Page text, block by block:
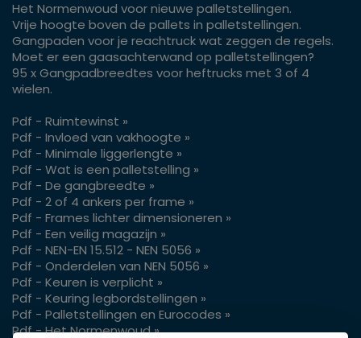
Het Normenwoud voor nieuwe palletstellingen.
Vrije hoogte boven de pallets in palletstellingen.
Gangpaden voor je reachtruck wat zeggen de regels.
Moet er een gaasachterwand op palletstellingen?
95 x Gangpadbreedtes voor heftrucks met 3 of 4
wielen.
Pdf - Ruimtewinst »
Pdf - Invloed van vakhoogte »
Pdf - Minimale liggerlengte »
Pdf - Wat is een palletstelling »
Pdf - De gangbreedte »
Pdf - 2 of 4 ankers per frame »
Pdf - Frames lichter dimensioneren »
Pdf - Een veilig magazijn »
Pdf - NEN-EN 15.512 - NEN 5056 »
Pdf - Onderdelen van NEN 5056 »
Pdf - Keuren is verplicht »
Pdf - Keuring legbordstellingen »
Pdf - Palletstellingen en Eurocodes »
Pdf - Het Normenwoud »